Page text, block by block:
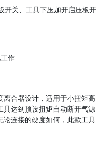
开关、工具下压加开启压板开
作
合器设计，适用于小扭矩高
具达到预设扭矩自动断开气源
论连接的硬度如何，此款工具